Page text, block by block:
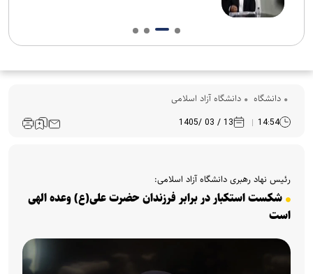
دانشگاه دانشگاه آزاد اسلامی
14:54
13 / 03 /1405
رئیس نهاد رهبری دانشگاه آزاد اسلامی:
شکست استکبار در برابر فرزندان حضرت علی(ع) وعده الهی
است